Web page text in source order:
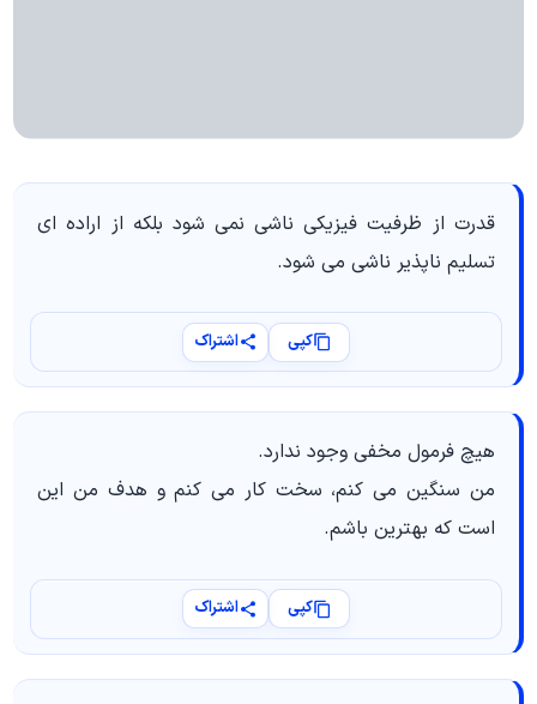
قدرت از ظرفیت فیزیکی ناشی نمی شود بلکه از اراده ای
تسلیم ناپذیر ناشی می شود.
کپی اشتراک
هیچ فرمول مخفی وجود ندارد.
من سنگین می کنم، سخت کار می کنم و هدف من این
است که بهترین باشم.
کپی اشتراک